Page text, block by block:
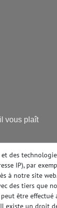
vous plaît
d'appels du
des
IP), par
à notre site
des tiers que
être
existe un droit